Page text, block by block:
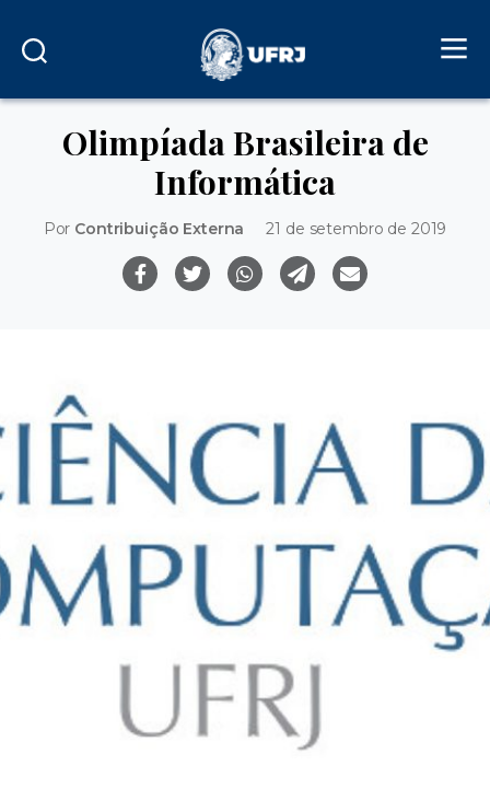
Olimpíada Brasileira de
Informática
Por Contribuição Externa 21 de setembro de 2019